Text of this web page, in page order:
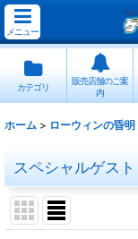
メニュー
カテゴリ
販売店舗のご案
内
ホーム > ローウィンの昏明
スペシャルゲスト